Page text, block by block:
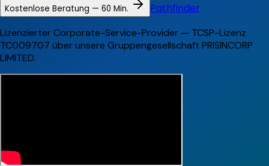
Kostenlose Beratung — 60 Min. Pathfinder
Lizenzierter Corporate-Service-Provider — TCSP-Lizenz
TC009707 über unsere Gruppengesellschaft PRISINCORP
LIMITED.